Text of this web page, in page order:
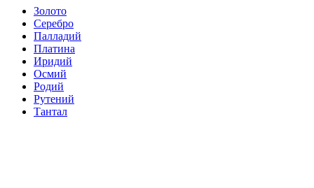
Золото
Серебро
Палладий
Платина
Иридий
Осмий
Родий
Рутений
Тантал